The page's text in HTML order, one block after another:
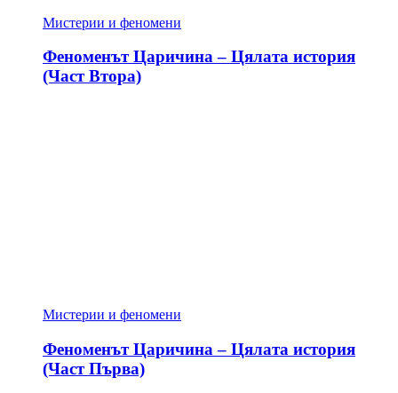
Мистерии и феномени
Феноменът Царичина – Цялата история
(Част Втора)
Мистерии и феномени
Феноменът Царичина – Цялата история
(Част Първа)